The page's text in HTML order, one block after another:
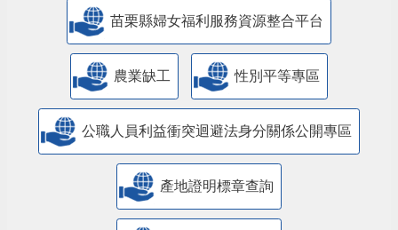
苗栗縣婦女福利服務資源整合平台
農業缺工 性別平等專區
公職人員利益衝突迴避法身分關係公開專區
產地證明標章查詢